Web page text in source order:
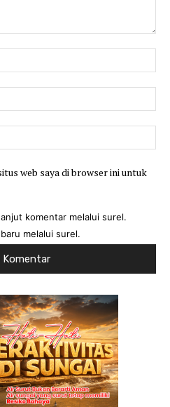
web saya di browser ini untuk
komentar melalui surel.
melalui surel.